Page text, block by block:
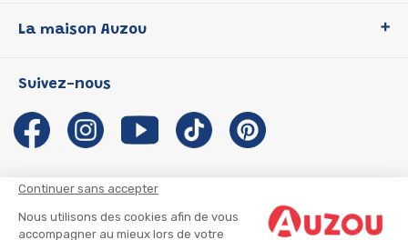
Continuer sans accepter
Nous utilisons des cookies afin de vous
accompagner au mieux lors de votre
P'tit Loup
Les Influenceuses
Migali
Petite Taupe
La maison Auzou
Notre histoire
Auzou s'engage
Auteurs et illustrateurs Auzou
Suivre mon colis
Suivez-nous
CGU